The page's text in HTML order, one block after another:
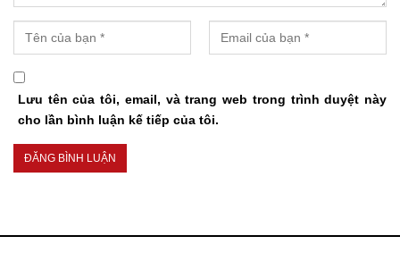
Lưu tên của tôi, email, và trang web trong trình duyệt này
cho lần bình luận kế tiếp của tôi.